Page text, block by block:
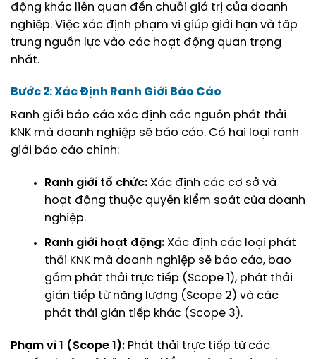
động khác liên quan đến chuỗi giá trị của doanh
nghiệp. Việc xác định phạm vi giúp giới hạn và tập
trung nguồn lực vào các hoạt động quan trọng
nhất.
Bước 2: Xác Định Ranh Giới Báo Cáo
Ranh giới báo cáo xác định các nguồn phát thải
KNK mà doanh nghiệp sẽ báo cáo. Có hai loại ranh
giới báo cáo chính:
Ranh giới tổ chức: Xác định các cơ sở và
hoạt động thuộc quyền kiểm soát của doanh
nghiệp.
Ranh giới hoạt động: Xác định các loại phát
thải KNK mà doanh nghiệp sẽ báo cáo, bao
gồm phát thải trực tiếp (Scope 1), phát thải
gián tiếp từ năng lượng (Scope 2) và các
phát thải gián tiếp khác (Scope 3).
Phạm vi 1 (Scope 1): Phát thải trực tiếp từ các